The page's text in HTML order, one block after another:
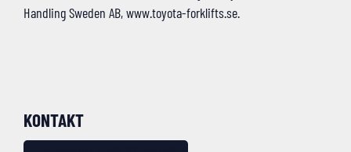
Handling Sweden AB, www.toyota-forklifts.se.
KONTAKT